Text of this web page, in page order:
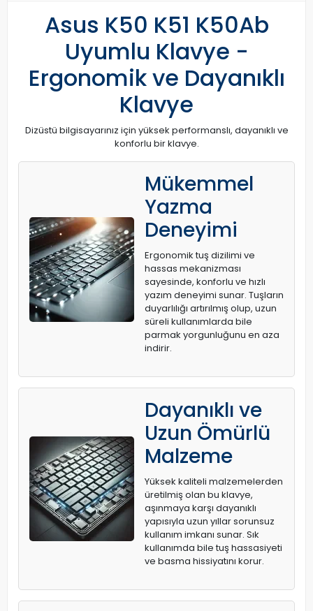
Asus K50 K51 K50Ab
Uyumlu Klavye -
Ergonomik ve Dayanıklı
Klavye
Dizüstü bilgisayarınız için yüksek performanslı, dayanıklı ve
konforlu bir klavye.
Mükemmel
Yazma
Deneyimi
Ergonomik tuş dizilimi ve
hassas mekanizması
sayesinde, konforlu ve hızlı
yazım deneyimi sunar. Tuşların
duyarlılığı artırılmış olup, uzun
süreli kullanımlarda bile
parmak yorgunluğunu en aza
indirir.
Dayanıklı ve
Uzun Ömürlü
Malzeme
Yüksek kaliteli malzemelerden
üretilmiş olan bu klavye,
aşınmaya karşı dayanıklı
yapısıyla uzun yıllar sorunsuz
kullanım imkanı sunar. Sık
kullanımda bile tuş hassasiyeti
ve basma hissiyatını korur.